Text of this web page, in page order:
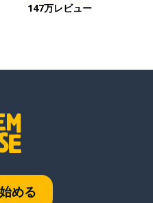
147万レビュー
める